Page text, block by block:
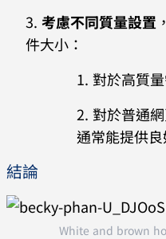
考慮不同質量設置
件大小：
對於高質
對於普通
通常能提供
結論
White and brown